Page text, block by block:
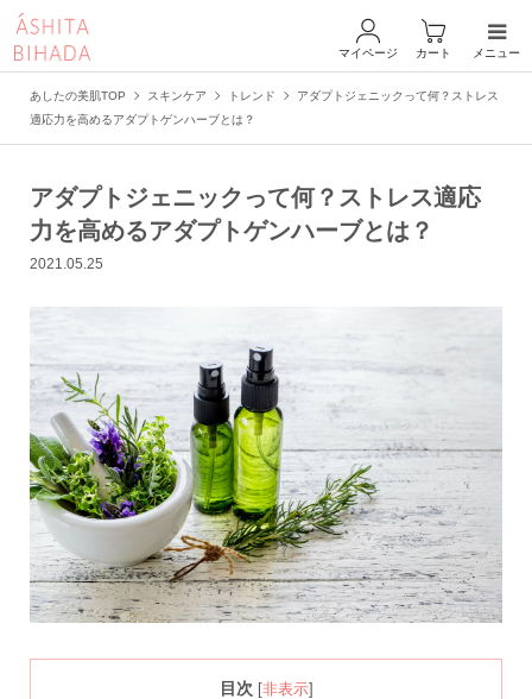
マイページ カート メニュー
あしたの美肌TOP スキンケア トレンド
アダプトジェニックって何？ストレス
適応力を高めるアダプトゲンハーブとは？
アダプトジェニックって何？ストレス適応
力を高めるアダプトゲンハーブとは？
2021.05.25
目次 [非表示]